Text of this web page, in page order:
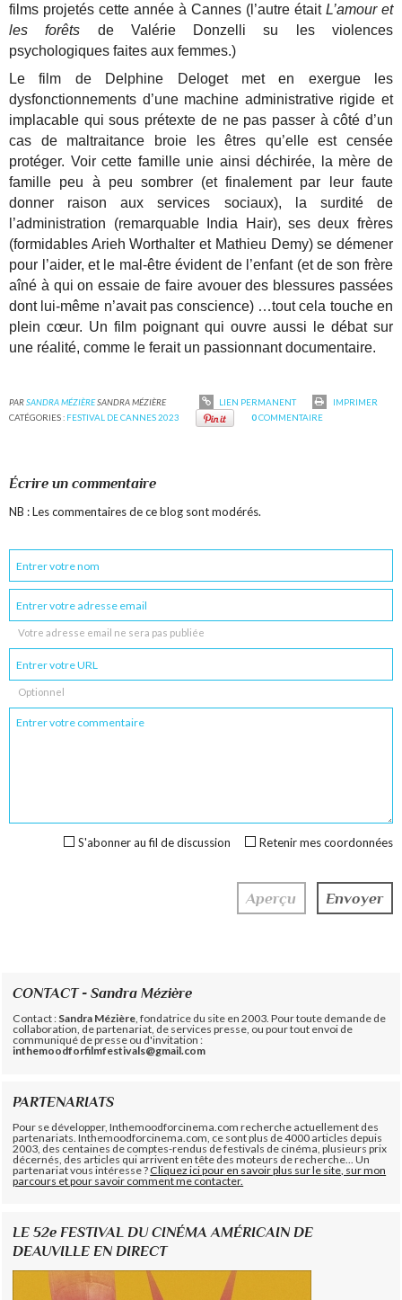
films projetés cette année à Cannes (l’autre était L’amour et
les forêts de Valérie Donzelli su les violences
psychologiques faites aux femmes.)
Le film de Delphine Deloget met en exergue les
dysfonctionnements d’une machine administrative rigide et
implacable qui sous prétexte de ne pas passer à côté d’un
cas de maltraitance broie les êtres qu’elle est censée
protéger. Voir cette famille unie ainsi déchirée, la mère de
famille peu à peu sombrer (et finalement par leur faute
donner raison aux services sociaux), la surdité de
l’administration (remarquable India Hair), ses deux frères
(formidables Arieh Worthalter et Mathieu Demy) se démener
pour l’aider, et le mal-être évident de l’enfant (et de son frère
aîné à qui on essaie de faire avouer des blessures passées
dont lui-même n’avait pas conscience) …tout cela touche en
plein cœur. Un film poignant qui ouvre aussi le débat sur
une réalité, comme le ferait un passionnant documentaire.
PARSANDRA MÉZIÈRESANDRA MÉZIÈRE LIEN PERMANENT
IMPRIMER
CATÉGORIES : FESTIVAL DE CANNES 2023 0COMMENTAIRE
Écrire un commentaire
NB : Les commentaires de ce blog sont modérés.
Votre adresse email ne sera pas publiée
Optionnel
Retenir mes coordonnées
S'abonner au fil de discussion
CONTACT - Sandra Mézière
Contact : Sandra Mézière , fondatrice du site en 2003. Pour toute demande de
collaboration, de partenariat, de services presse, ou pour tout envoi de
communiqué de presse ou d'invitation :
inthemoodforfilmfestivals@gmail.com
PARTENARIATS
Pour se développer, Inthemoodforcinema.com recherche actuellement des
partenariats. Inthemoodforcinema.com, ce sont plus de 4000 articles depuis
2003, des centaines de comptes-rendus de festivals de cinéma, plusieurs prix
décernés, des articles qui arrivent en tête des moteurs de recherche... Un
partenariat vous intéresse ?Cliquez ici pour en savoir plus sur le site, sur mon
parcours et pour savoir comment me contacter.
LE 52e FESTIVAL DU CINÉMA AMÉRICAIN DE
DEAUVILLE EN DIRECT